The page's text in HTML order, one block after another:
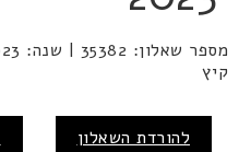
קיץ
להורדת השאלון